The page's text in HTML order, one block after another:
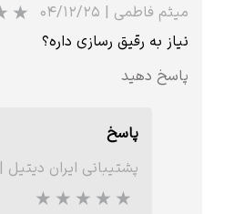
میثم فاطمی | ۰۴/۱۲/۲۵
نیاز به رقیق رسازی داره؟
پاسخ دهید
پاسخ
پشتیبانی ایران دیتیل |